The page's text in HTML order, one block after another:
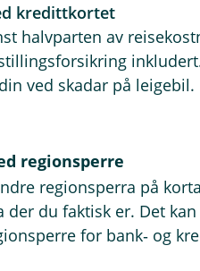
kredittkortet
halvparten av
ved skadar på leigebil.
regionsperre
regionsperra på
der du faktisk er. Det
for bank‑ og